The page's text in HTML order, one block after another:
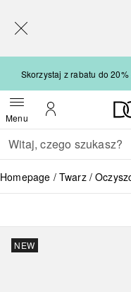
Skorzystaj z rabatu do
MenuOtwórz menuMoje konto
Wracać
Wykonaj wyszukiwanie
Homepage Twarz
NEW